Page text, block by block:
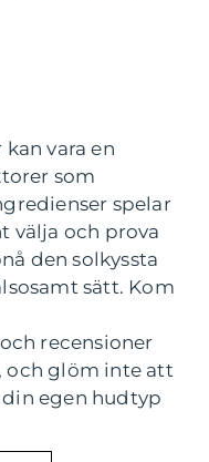
vara en
som
spelar
välja och prova
den solkyssta
sätt. Kom
recensioner
och glöm inte att
egen hudtyp